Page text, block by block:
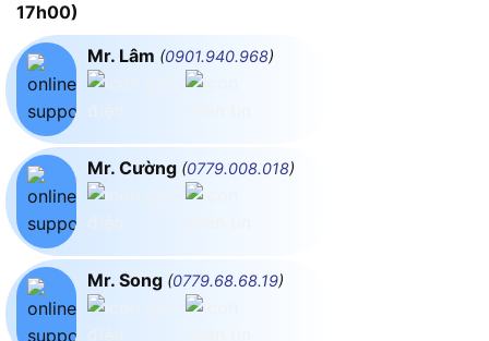
17h00)
Mr. Lâm (0901.940.968)
Mr. Cường (0779.008.018)
Mr. Song (0779.68.68.19)